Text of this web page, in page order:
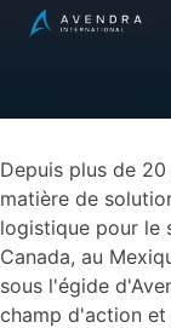
Depuis plus de
matière de
logistique pour le
Canada, au
sous l'égide
champ d'action